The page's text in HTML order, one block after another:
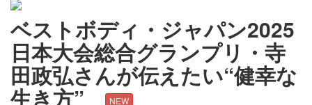
ベストボディ・ジャパン2025
日本大会総合グランプリ・寺
田政弘さんが伝えたい“健幸な
生き方” NEW